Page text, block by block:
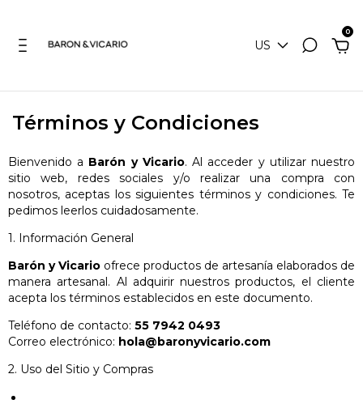
US
0
Términos y Condiciones
Bienvenido a Barón y Vicario. Al acceder y utilizar nuestro
sitio web, redes sociales y/o realizar una compra con
nosotros, aceptas los siguientes términos y condiciones. Te
pedimos leerlos cuidadosamente.
1. Información General
Barón y Vicario ofrece productos de artesanía elaborados de
manera artesanal. Al adquirir nuestros productos, el cliente
acepta los términos establecidos en este documento.
Teléfono de contacto: 55 7942 0493
Correo electrónico: hola@baronyvicario.com
2. Uso del Sitio y Compras